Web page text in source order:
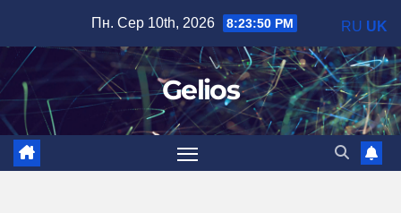
вмісту
Пн. Сер 10th, 2026 8:23:51 PM
Gelios
RU UK